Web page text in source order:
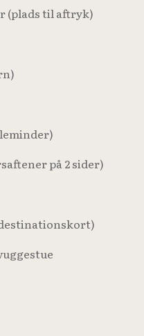
(plads til aftryk)
på 2 sider)